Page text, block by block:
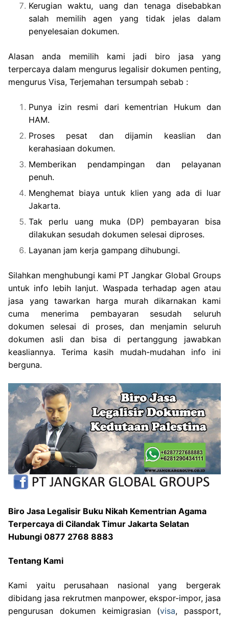
Kerugian waktu, uang dan tenaga disebabkan
salah memilih agen yang tidak jelas dalam
penyelesaian dokumen.
Alasan anda memilih kami jadi biro jasa yang
terpercaya dalam mengurus legalisir dokumen penting,
mengurus Visa, Terjemahan tersumpah sebab :
Punya izin resmi dari kementrian Hukum dan
HAM.
Proses pesat dan dijamin keaslian dan
kerahasiaan dokumen.
Memberikan pendampingan dan pelayanan
penuh.
Menghemat biaya untuk klien yang ada di luar
Jakarta.
Tak perlu uang muka (DP) pembayaran bisa
dilakukan sesudah dokumen selesai diproses.
Layanan jam kerja gampang dihubungi.
Silahkan menghubungi kami PT Jangkar Global Groups
untuk info lebih lanjut. Waspada terhadap agen atau
jasa yang tawarkan harga murah dikarnakan kami
cuma menerima pembayaran sesudah seluruh
dokumen selesai di proses, dan menjamin seluruh
dokumen asli dan bisa di pertanggung jawabkan
keasliannya. Terima kasih mudah-mudahan info ini
berguna.
Biro Jasa Legalisir Buku Nikah Kementrian Agama
Terpercaya di Cilandak Timur Jakarta Selatan
Hubungi 0877 2768 8883
Tentang Kami
Kami yaitu perusahaan nasional yang bergerak
dibidang jasa rekrutmen manpower, ekspor-impor, jasa
pengurusan dokumen keimigrasian (visa, passport,